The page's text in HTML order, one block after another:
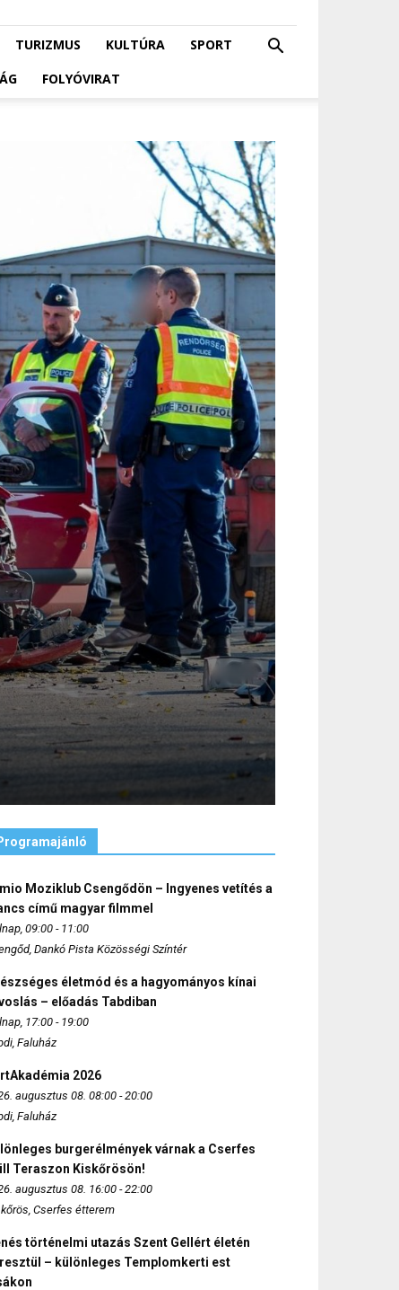
TURIZMUS KULTÚRA
SPORT
FOLYÓVIRAT
Moziklub Csengődön – Ingyenes vetítés a
című magyar filmmel
09:00 - 11:00
Dankó Pista Közösségi Színtér
életmód és a hagyományos kínai
– előadás Tabdiban
17:00 - 19:00
Faluház
2026
augusztus 08. 08:00 - 20:00
Faluház
burgerélmények várnak a Cserfes
Teraszon Kiskőrösön!
augusztus 08. 16:00 - 22:00
Cserfes étterem
történelmi utazás Szent Gellért életén
– különleges Templomkerti est